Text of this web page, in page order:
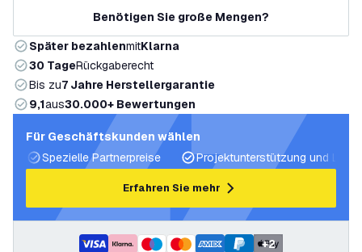
Benötigen Sie große Mengen?
Später bezahlenmitKlarna
30 TageRückgaberecht
Bis zu7 Jahre Herstellergarantie
9,1aus30.000+ Bewertungen
Für Geschäftskunden wählen
Spezielle Partnerpreise
Projektunterstützung und
Erfahren Sie mehr
+2